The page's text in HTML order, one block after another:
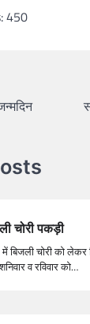
450
चोरी पकड़ी
में बिजली चोरी को
व रविवार को…